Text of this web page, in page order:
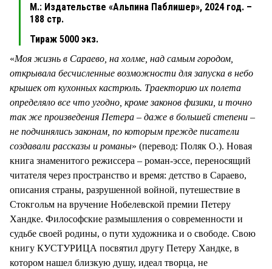
М.: Издательстве «Альпина Паблишер», 2024 год. –
188 стр.
Тираж 5000 экз.
«Моя жизнь в Сараево, на холме, над самым городом,
открывала бесчисленные возможности для запуска в небо
крышек от кухонных кастрюль. Траекторию их полета
определяло все что угодно, кроме законов физики, и точно
так же произведения Петера – даже в большей степени –
не подчинялись законам, по которым прежде писатели
создавали рассказы и романы» (перевод: Поляк О.). Новая
книга знаменитого режиссера – роман-эссе, переносящий
читателя через пространство и время: детство в Сараево,
описания страны, разрушенной войной, путешествие в
Стокгольм на вручение Нобелевской премии Петеру
Хандке. Философские размышления о современности и
судьбе своей родины, о пути художника и о свободе. Свою
книгу КУСТУРИЦА посвятил другу Петеру Хандке, в
котором нашел близкую душу, идеал творца, не